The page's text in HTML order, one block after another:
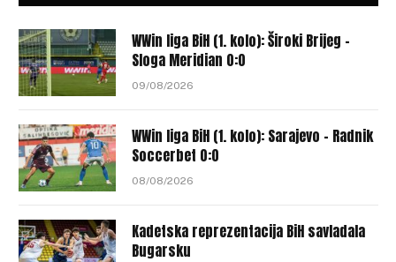
WWin liga BiH (1. kolo): Široki Brijeg –
Sloga Meridian 0:0
09/08/2026
WWin liga BiH (1. kolo): Sarajevo – Radnik
Soccerbet 0:0
08/08/2026
Kadetska reprezentacija BiH savladala
Bugarsku